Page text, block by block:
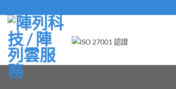
to
content